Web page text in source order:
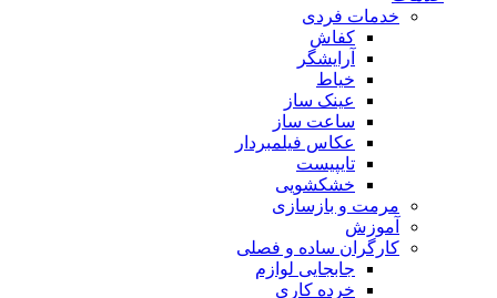
خدمات فردی
کفاش
آرایشگر
خیاط
عینک ساز
ساعت ساز
عکاس فیلمبردار
تایپیست
خشکشویی
مرمت و بازسازی
آموزش
کارگران ساده و فصلی
جابجایی لوازم
خرده کاری